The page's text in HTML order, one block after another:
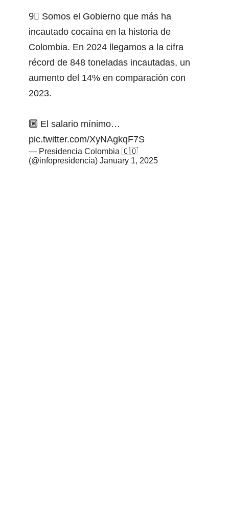
9⃣ Somos el Gobierno que más ha
incautado cocaína en la historia de
Colombia. En 2024 llegamos a la cifra
récord de 848 toneladas incautadas, un
aumento del 14% en comparación con
2023.
🔟 El salario mínimo…
pic.twitter.com/XyNAgkqF7S
— Presidencia Colombia 🇨🇴
(@infopresidencia) January 1, 2025